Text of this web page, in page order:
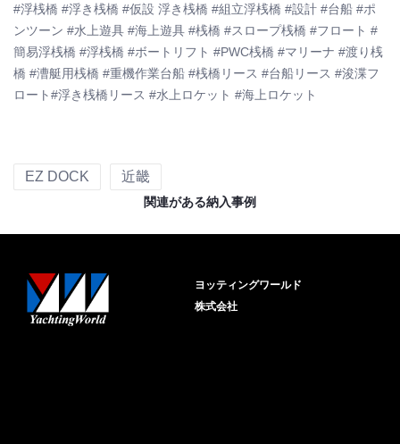
#浮桟橋 #浮き桟橋 #仮設 浮き桟橋 #組立浮桟橋 #設計 #台船 #ポ
ンツーン #水上遊具 #海上遊具 #桟橋 #スロープ桟橋 #フロート #
簡易浮桟橋 #浮桟橋 #ボートリフト #PWC桟橋 #マリーナ #渡り桟
橋 #漕艇用桟橋 #重機作業台船 #桟橋リース #台船リース #浚渫フ
ロート#浮き桟橋リース #水上ロケット #海上ロケット
EZ DOCK 近畿
関連がある納入事例
ヨッティングワールド
株式会社